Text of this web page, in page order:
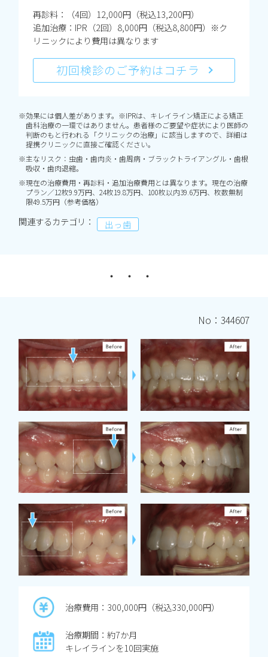
再診料：（4回）12,000円（税込13,200円）
追加治療：IPR（2回）8,000円（税込8,800円）※ク
リニックにより費用は異なります
初回検診のご予約はコチラ
※効果には個人差があります。※IPRは、キレイライン矯正による矯正
歯科治療の一環ではありません。患者様のご要望や症状により医師の
判断のもと行われる「クリニックの治療」に該当しますので、詳細は
提携クリニックに直接ご確認ください。
※主なリスク：虫歯・歯肉炎・歯周病・ブラックトライアングル・歯根
吸収・歯肉退縮。
※現在の治療費用・再診料・追加治療費用とは異なります。現在の治療
プラン／12枚9.9万円、24枚19.8万円、100枚以内39.6万円、枚数無制
限49.5万円（参考価格）
関連するカテゴリ： 出っ歯
No：344607
治療費用：300,000円（税込330,000円）
治療期間：約7か月
キレイラインを10回実施